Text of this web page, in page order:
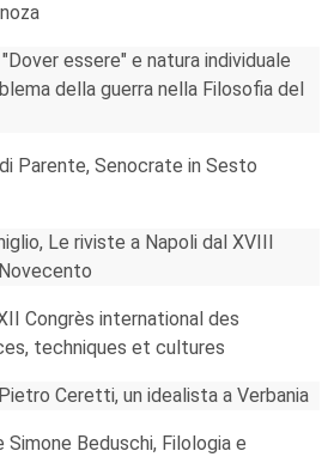
"Dover essere" e natura individuale
della guerra nella Filosofia del
Parente, Senocrate in Sesto
Le riviste a Napoli dal XVIII
Congrès international des
techniques et cultures
Ceretti, un idealista a Verbania
Simone Beduschi, Filologia e